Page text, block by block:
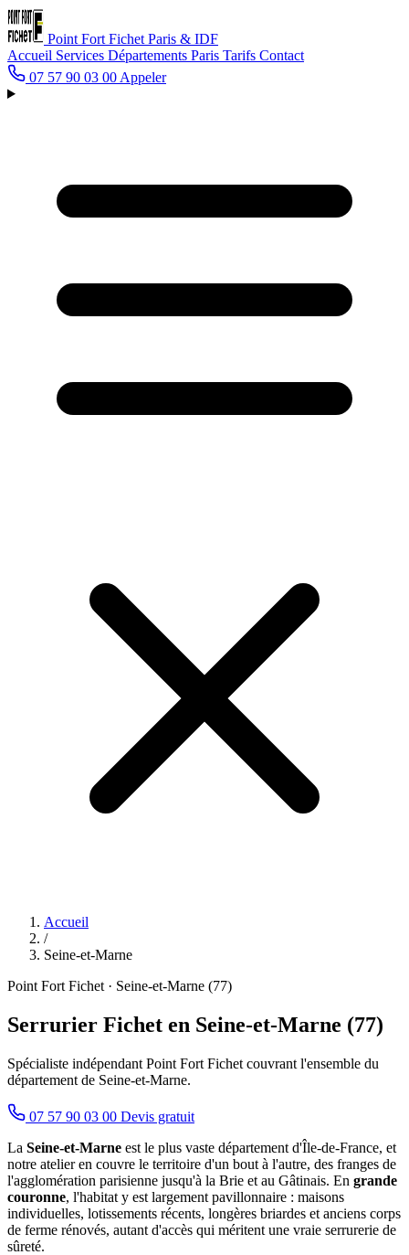
Point Fort Fichet Paris & IDF
Accueil Services Départements Paris Tarifs Contact
07 57 90 03 00 Appeler
Accueil
/
Seine-et-Marne
Point Fort Fichet · Seine-et-Marne (77)
Serrurier Fichet en Seine-et-Marne (77)
Spécialiste indépendant Point Fort Fichet couvrant l'ensemble du
département de Seine-et-Marne.
07 57 90 03 00 Devis gratuit
La Seine-et-Marne est le plus vaste département d'Île-de-France, et
notre atelier en couvre le territoire d'un bout à l'autre, des franges de
l'agglomération parisienne jusqu'à la Brie et au Gâtinais. En grande
couronne, l'habitat y est largement pavillonnaire : maisons
individuelles, lotissements récents, longères briardes et anciens corps
de ferme rénovés, autant d'accès qui méritent une vraie serrurerie de
sûreté.